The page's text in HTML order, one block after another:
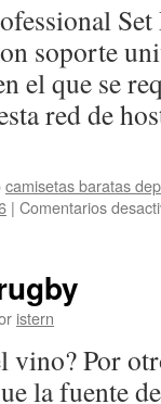
soporte
el que se
red de
camisetas baratas
| Comentarios
istern
vino? Por
la fuente